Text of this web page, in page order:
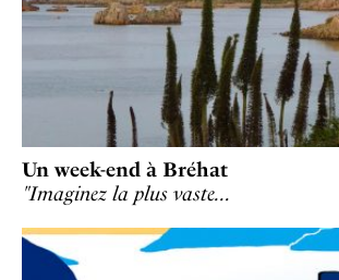
Un week-end à Bréhat
"Imaginez la plus vaste…